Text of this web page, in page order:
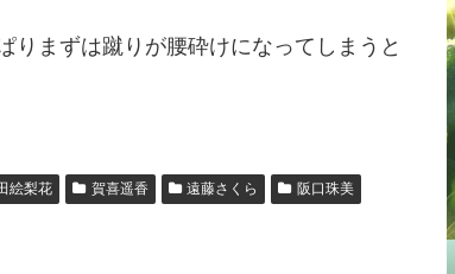
りまずは蹴りが腰砕けになってしまうと
絵梨花 賀喜遥香 遠藤さくら 阪口珠美